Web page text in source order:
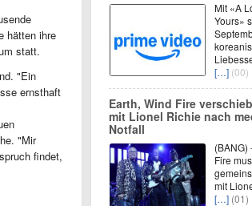
hätten ihre
statt.
"Ein
ernsthaft
"Mir
findet,
Mit «A
Yours»
[…] (00)
Earth, Wind Fire
mit Lionel Richie nach
Notfall
(BANG)
Fire
mit
[…] (01)